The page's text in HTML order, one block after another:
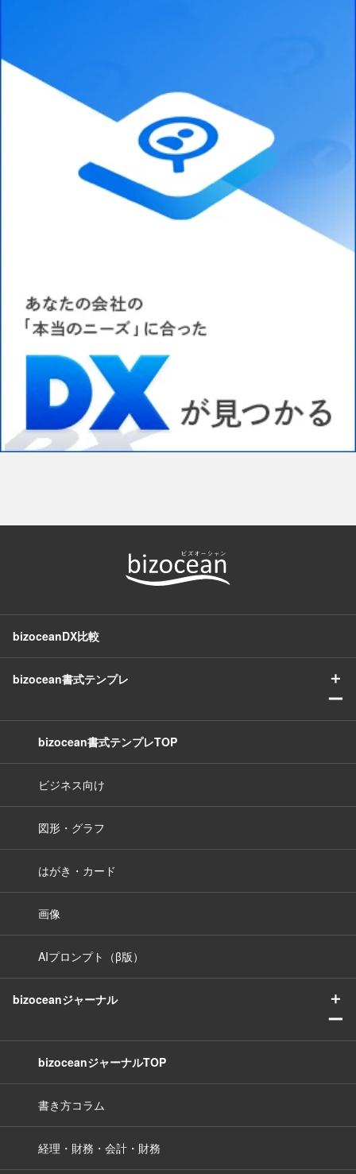
bizoceanDX比較
bizocean書式テンプレ
＋
ー
bizocean書式テンプレTOP
ビジネス向け
図形・グラフ
はがき・カード
画像
AIプロンプト（β版）
bizoceanジャーナル
＋
ー
bizoceanジャーナルTOP
書き方コラム
経理・財務・会計・財務